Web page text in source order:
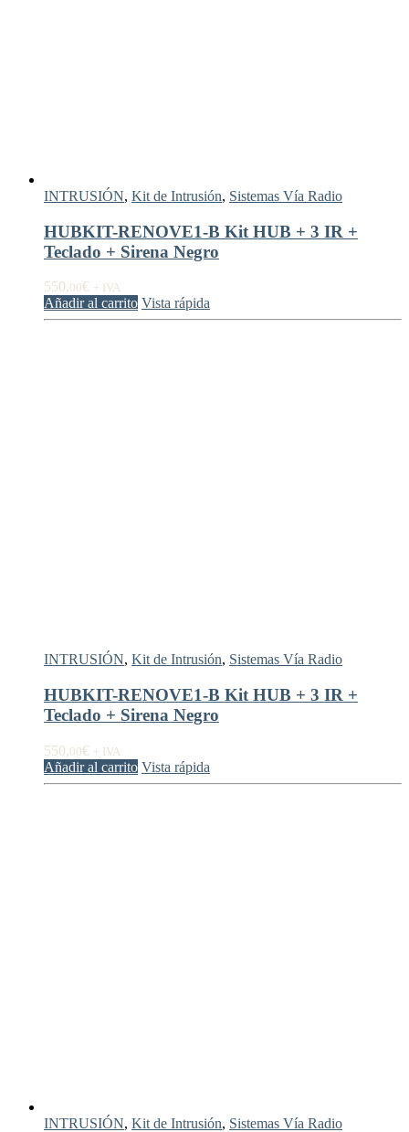
INTRUSIÓN, Kit de Intrusión, Sistemas Vía Radio
HUBKIT-RENOVE1-B Kit HUB + 3 IR +
Teclado + Sirena Negro
550,00€ + IVA
Añadir al carrito Vista rápida
INTRUSIÓN, Kit de Intrusión, Sistemas Vía Radio
HUBKIT-RENOVE1-B Kit HUB + 3 IR +
Teclado + Sirena Negro
550,00€ + IVA
Añadir al carrito Vista rápida
INTRUSIÓN, Kit de Intrusión, Sistemas Vía Radio